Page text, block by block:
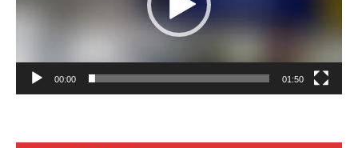
00:00 01:50